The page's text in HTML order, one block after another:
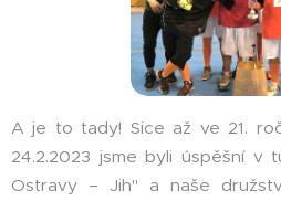
A je to tady! Sice až ve 21.
24.2.2023 jsme byli úspěšní v
Ostravy – Jih" a naše